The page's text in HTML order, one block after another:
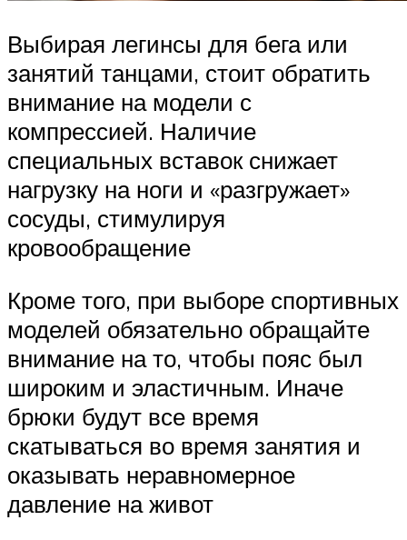
Выбирая легинсы для бега или
занятий танцами, стоит обратить
внимание на модели с
компрессией. Наличие
специальных вставок снижает
нагрузку на ноги и «разгружает»
сосуды, стимулируя
кровообращение
Кроме того, при выборе спортивных
моделей обязательно обращайте
внимание на то, чтобы пояс был
широким и эластичным. Иначе
брюки будут все время
скатываться во время занятия и
оказывать неравномерное
давление на живот